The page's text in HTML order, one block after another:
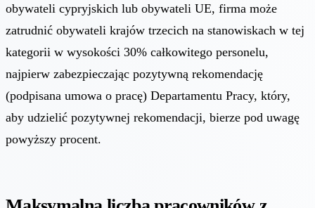
obywateli cypryjskich lub obywateli UE, firma może
zatrudnić obywateli krajów trzecich na stanowiskach w tej
kategorii w wysokości 30% całkowitego personelu,
najpierw zabezpieczając pozytywną rekomendację
(podpisana umowa o pracę) Departamentu Pracy, który,
aby udzielić pozytywnej rekomendacji, bierze pod uwagę
powyższy procent.